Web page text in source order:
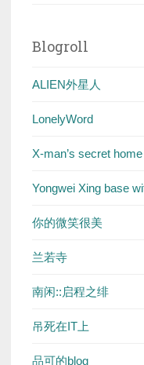
Blogroll
ALIEN外星人
LonelyWord
X-man’s secret home
Yongwei Xing base
你的微笑很美
兰若寺
南闲::启程之绯
吊死在IT上
品可的blog